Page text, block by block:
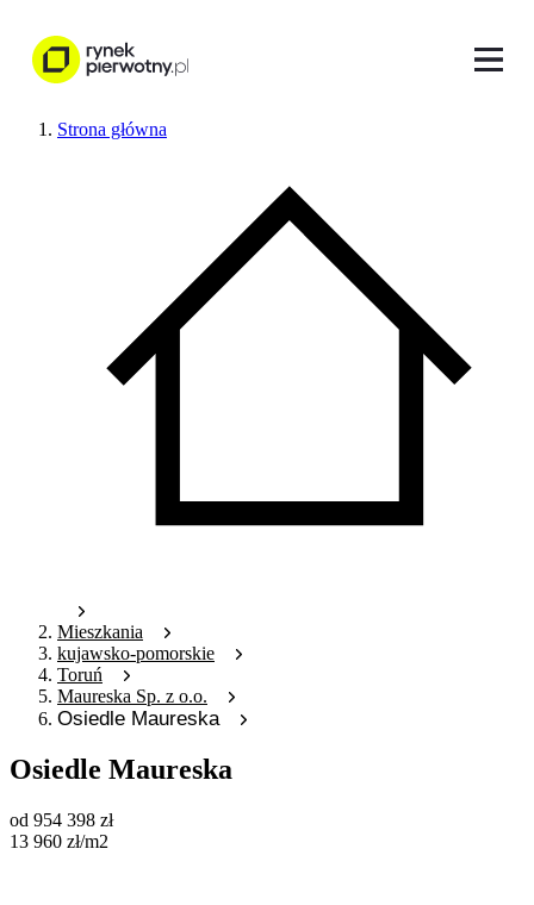
Strona główna
Mieszkania
kujawsko-pomorskie
Toruń
Maureska Sp. z o.o.
Osiedle Maureska
Osiedle Maureska
od 954 398 zł
13 960 zł/m2